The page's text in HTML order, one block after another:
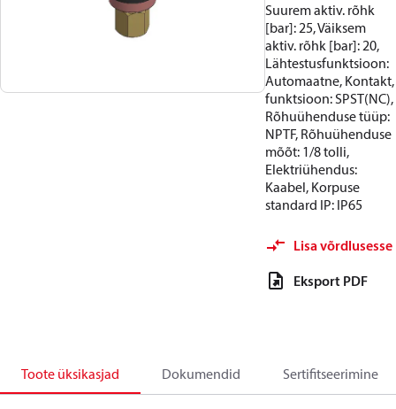
Suurem aktiv. rõhk
[bar]: 25, Väiksem
aktiv. rõhk [bar]: 20,
Lähtestusfunktsioon:
Automaatne, Kontakt,
funktsioon: SPST(NC),
Rõhuühenduse tüüp:
NPTF, Rõhuühenduse
mõõt: 1/8 tolli,
Elektriühendus:
Kaabel, Korpuse
standard IP: IP65
Lisa võrdlusesse
Eksport PDF
Toote üksikasjad Dokumendid Sertifitseerimine